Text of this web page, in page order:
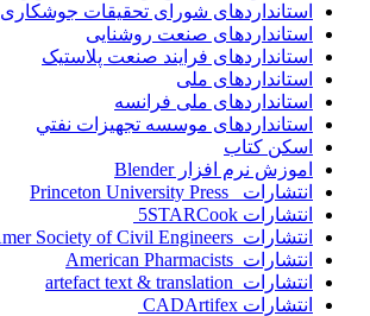
استانداردهای شورای تحقیقات جوشکاری
استانداردهای صنعت روشنایی
استانداردهای فرايند صنعت پلاستيک
استانداردهای ملی
استانداردهای ملی فرانسه
استانداردهای موسسه تجهيزات نفتي
اسکن کتاب
اموزش نرم افزار Blender
انتشارات Princeton University Press
انتشارات ‎ 5STARCook
انتشارات Amer Society of Civil Engineers
انتشارات American Pharmacists
انتشارات artefact text & translation
انتشارات ‎ CADArtifex